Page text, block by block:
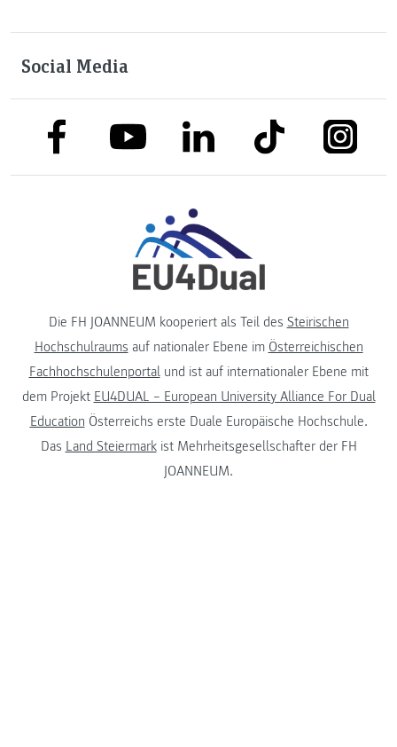
Social Media
link to facebooklink to youtubelink to linkedinlink to tiktok
Die FH JOANNEUM kooperiert als Teil des Steirischen
Hochschulraums auf nationaler Ebene im Österreichischen
Fachhochschulenportalund ist auf internationaler Ebene mit
dem Projekt EU4DUAL – European University Alliance For Dual
Education Österreichs erste Duale Europäische Hochschule.
Das Land Steiermarkist Mehrheitsgesellschafter der FH
JOANNEUM.